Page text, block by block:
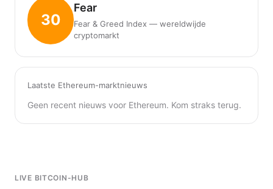
30
Fear
Fear & Greed Index — wereldwijde
cryptomarkt
Laatste Ethereum-marktnieuws
Geen recent nieuws voor Ethereum. Kom straks terug.
LIVE BITCOIN-HUB